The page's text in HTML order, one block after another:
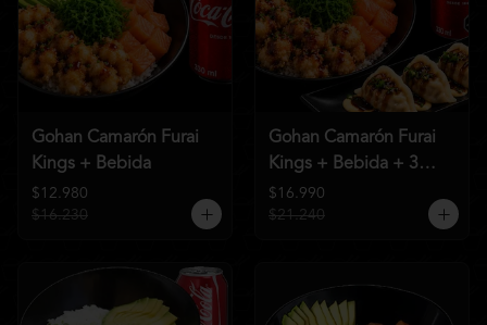
Gohan Camarón Furai
Kings + Bebida
$12.980
$16.230
Gohan Camarón Furai
Kings + Bebida + 3
Unid de Gyozas Nikkei
$16.990
$21.240